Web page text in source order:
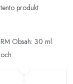
produkt
Obsah: 30 ml